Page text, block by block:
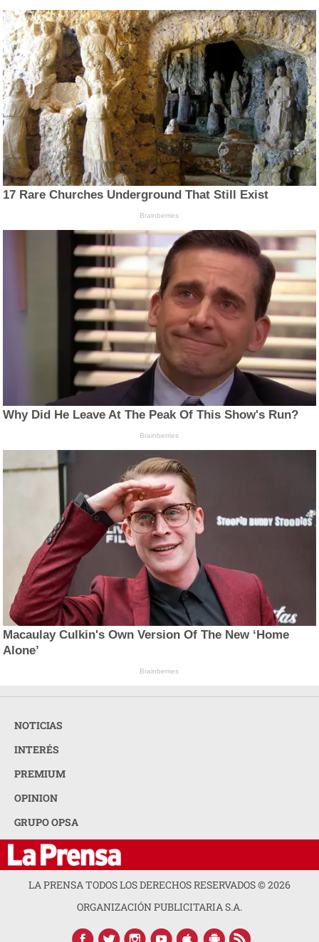
17 Rare Churches Underground That Still Exist
Brainberries
Why Did He Leave At The Peak Of This Show's Run?
Brainberries
Macaulay Culkin's Own Version Of The New ‘Home
Alone’
Brainberries
NOTICIAS
INTERÉS
PREMIUM
OPINION
GRUPO OPSA
LA PRENSA TODOS LOS DERECHOS RESERVADOS ©2026
ORGANIZACIÓN PUBLICITARIA S.A.